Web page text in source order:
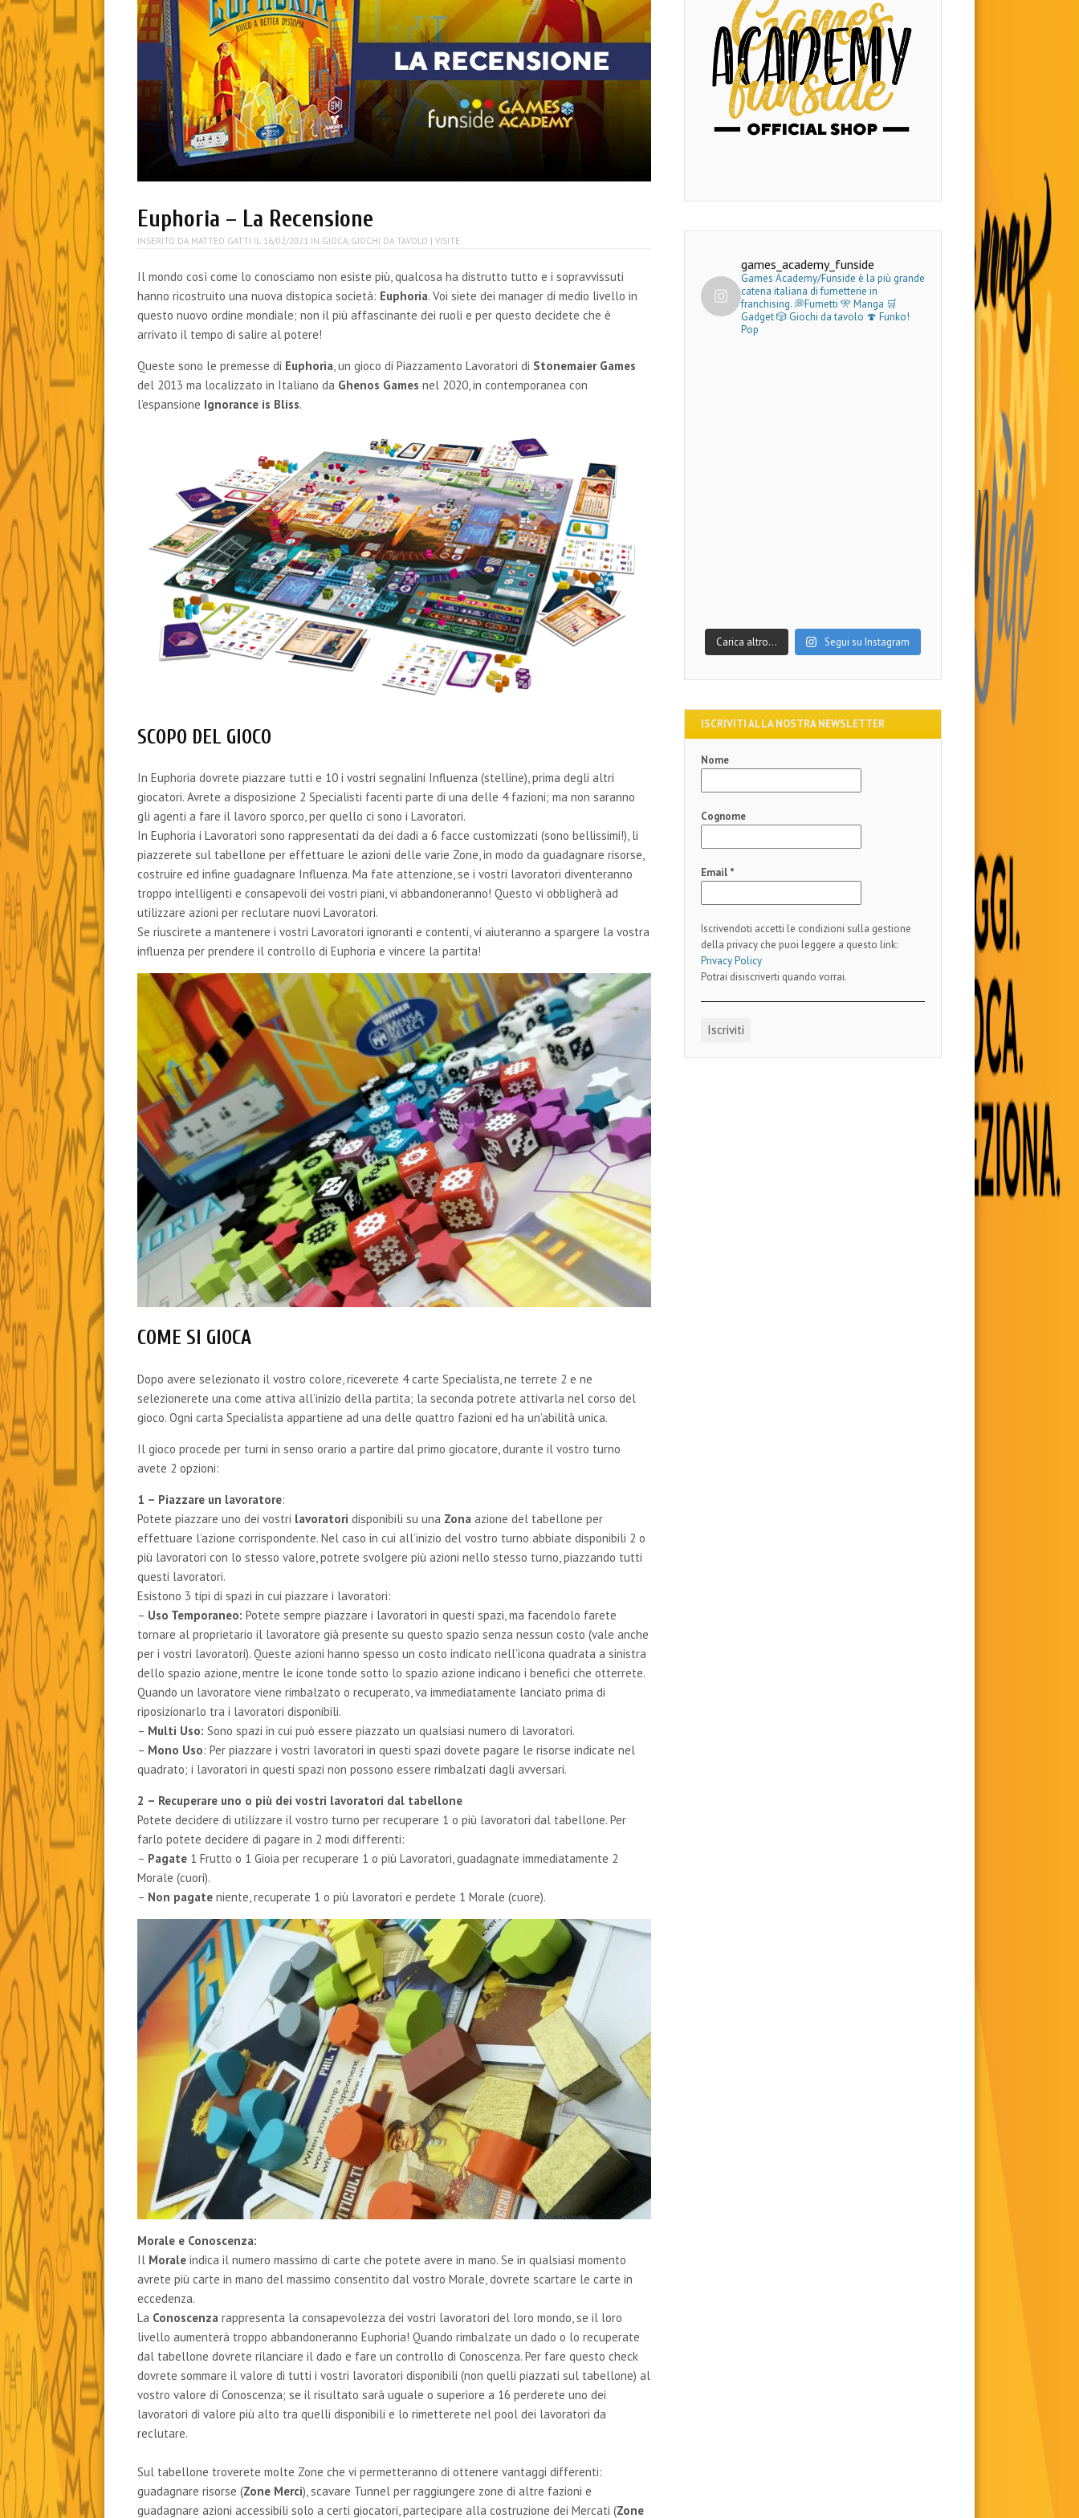
Euphoria – La Recensione
INSERITO DA MATTEO GATTI IL 16/02/2021 IN GIOCA, GIOCHI DA TAVOLO | VISITE
Il mondo così come lo conosciamo non esiste più, qualcosa ha distrutto tutto e i sopravvissuti
hanno ricostruito una nuova distopica società: Euphoria. Voi siete dei manager di medio livello in
questo nuovo ordine mondiale; non il più affascinante dei ruoli e per questo decidete che è
arrivato il tempo di salire al potere!
Queste sono le premesse di Euphoria, un gioco di Piazzamento Lavoratori di Stonemaier Games
del 2013 ma localizzato in Italiano da Ghenos Games nel 2020, in contemporanea con
l’espansione Ignorance is Bliss.
SCOPO DEL GIOCO
In Euphoria dovrete piazzare tutti e 10 i vostri segnalini Influenza (stelline), prima degli altri
giocatori. Avrete a disposizione 2 Specialisti facenti parte di una delle 4 fazioni; ma non saranno
gli agenti a fare il lavoro sporco, per quello ci sono i Lavoratori.
In Euphoria i Lavoratori sono rappresentati da dei dadi a 6 facce customizzati (sono bellissimi!), li
piazzerete sul tabellone per effettuare le azioni delle varie Zone, in modo da guadagnare risorse,
costruire ed infine guadagnare Influenza. Ma fate attenzione, se i vostri lavoratori diventeranno
troppo intelligenti e consapevoli dei vostri piani, vi abbandoneranno! Questo vi obbligherà ad
utilizzare azioni per reclutare nuovi Lavoratori.
Se riuscirete a mantenere i vostri Lavoratori ignoranti e contenti, vi aiuteranno a spargere la vostra
influenza per prendere il controllo di Euphoria e vincere la partita!
COME SI GIOCA
Dopo avere selezionato il vostro colore, riceverete 4 carte Specialista, ne terrete 2 e ne
selezionerete una come attiva all’inizio della partita; la seconda potrete attivarla nel corso del
gioco. Ogni carta Specialista appartiene ad una delle quattro fazioni ed ha un’abilità unica.
Il gioco procede per turni in senso orario a partire dal primo giocatore, durante il vostro turno
avete 2 opzioni:
1 – Piazzare un lavoratore:
Potete piazzare uno dei vostri lavoratoridisponibili su una Zonaazione del tabellone per
effettuare l’azione corrispondente. Nel caso in cui all’inizio del vostro turno abbiate disponibili 2 o
più lavoratori con lo stesso valore, potrete svolgere più azioni nello stesso turno, piazzando tutti
questi lavoratori.
Esistono 3 tipi di spazi in cui piazzare i lavoratori:
– Uso Temporaneo: Potete sempre piazzare i lavoratori in questi spazi, ma facendolo farete
tornare al proprietario il lavoratore già presente su questo spazio senza nessun costo (vale anche
per i vostri lavoratori). Queste azioni hanno spesso un costo indicato nell’icona quadrata a sinistra
dello spazio azione, mentre le icone tonde sotto lo spazio azione indicano i benefici che otterrete.
Quando un lavoratore viene rimbalzato o recuperato, va immediatamente lanciato prima di
riposizionarlo tra i lavoratori disponibili.
– Multi Uso:Sono spazi in cui può essere piazzato un qualsiasi numero di lavoratori.
– Mono Uso: Per piazzare i vostri lavoratori in questi spazi dovete pagare le risorse indicate nel
quadrato; i lavoratori in questi spazi non possono essere rimbalzati dagli avversari.
2 – Recuperare uno o più dei vostri lavoratori dal tabellone
Potete decidere di utilizzare il vostro turno per recuperare 1 o più lavoratori dal tabellone. Per
farlo potete decidere di pagare in 2 modi differenti:
– Pagate 1 Frutto o 1 Gioia per recuperare 1 o più Lavoratori, guadagnate immediatamente 2
Morale (cuori).
– Non pagate niente, recuperate 1 o più lavoratori e perdete 1 Morale (cuore).
Morale e Conoscenza:
Il Moraleindica il numero massimo di carte che potete avere in mano. Se in qualsiasi momento
avrete più carte in mano del massimo consentito dal vostro Morale, dovrete scartare le carte in
eccedenza.
La Conoscenzarappresenta la consapevolezza dei vostri lavoratori del loro mondo, se il loro
livello aumenterà troppo abbandoneranno Euphoria! Quando rimbalzate un dado o lo recuperate
dal tabellone dovrete rilanciare il dado e fare un controllo di Conoscenza. Per fare questo check
dovrete sommare il valore di tutti i vostri lavoratori disponibili (non quelli piazzati sul tabellone) al
vostro valore di Conoscenza; se il risultato sarà uguale o superiore a 16 perderete uno dei
lavoratori di valore più alto tra quelli disponibili e lo rimetterete nel pool dei lavoratori da
reclutare.
Sul tabellone troverete molte Zone che vi permetteranno di ottenere vantaggi differenti:
guadagnare risorse (Zone Merci), scavare Tunnel per raggiungere zone di altre fazioni e
guadagnare azioni accessibili solo a certi giocatori, partecipare alla costruzione dei Mercati (Zone
games_academy_funside
Games Academy/Funside è la più grande
catena italiana di fumetterie in
franchising.💭Fumetti 🎌 Manga 🛒
Gadget🎲 Giochi da tavolo 🍄 Funko!
Pop
Carica altro… Segui su Instagram
ISCRIVITI ALLA NOSTRA NEWSLETTER
Nome
Cognome
Email *
Iscrivendoti accetti le condizioni sulla gestione
della privacy che puoi leggere a questo link:
Privacy Policy
Potrai disiscriverti quando vorrai.